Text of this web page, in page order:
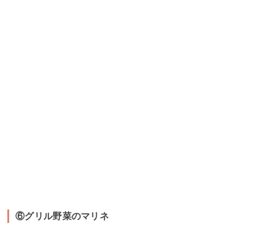
⑥グリル野菜のマリネ